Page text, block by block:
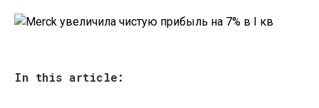
In this article: